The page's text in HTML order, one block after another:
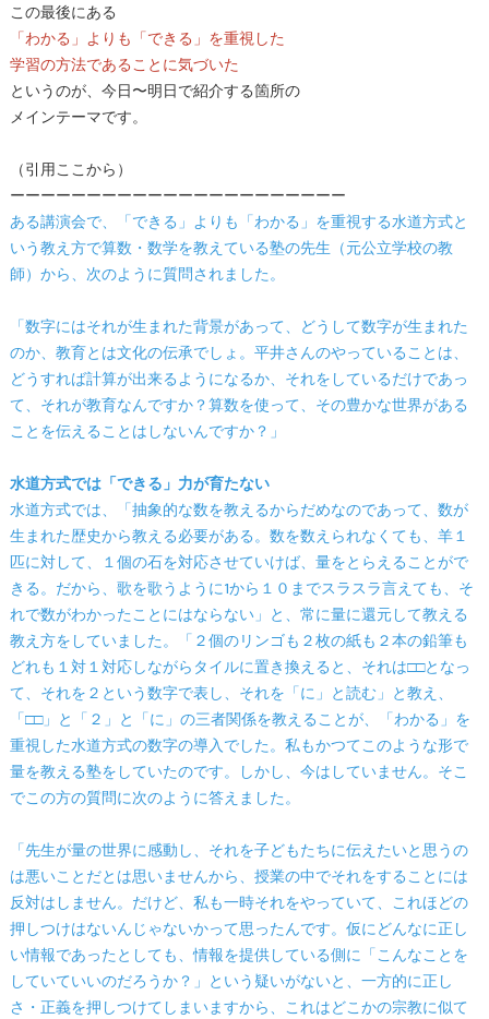
この最後にある
「わかる」よりも「できる」を重視した
学習の方法であることに気づいた
というのが、今日〜明日で紹介する箇所の
メインテーマです。
（引用ここから）
ーーーーーーーーーーーーーーーーーーーーーー
ある講演会で、「できる」よりも「わかる」を重視する水道方式と
いう教え方で算数・数学を教えている塾の先生（元公立学校の教
師）から、次のように質問されました。
「数字にはそれが生まれた背景があって、どうして数字が生まれた
のか、教育とは文化の伝承でしょ。平井さんのやっていることは、
どうすれば計算が出来るようになるか、それをしているだけであっ
て、それが教育なんですか？算数を使って、その豊かな世界がある
ことを伝えることはしないんですか？」
水道方式では「できる」力が育たない
水道方式では、「抽象的な数を教えるからだめなのであって、数が
生まれた歴史から教える必要がある。数を数えられなくても、羊１
匹に対して、１個の石を対応させていけば、量をとらえることがで
きる。だから、歌を歌うように1から１０までスラスラ言えても、そ
れで数がわかったことにはならない」と、常に量に還元して教える
教え方をしていました。「２個のリンゴも２枚の紙も２本の鉛筆も
どれも１対１対応しながらタイルに置き換えると、それは□□となっ
て、それを２という数字で表し、それを「に」と読む」と教え、
「□□」と「２」と「に」の三者関係を教えることが、「わかる」を
重視した水道方式の数字の導入でした。私もかつてこのような形で
量を教える塾をしていたのです。しかし、今はしていません。そこ
でこの方の質問に次のように答えました。
「先生が量の世界に感動し、それを子どもたちに伝えたいと思うの
は悪いことだとは思いませんから、授業の中でそれをすることには
反対はしません。だけど、私も一時それをやっていて、これほどの
押しつけはないんじゃないかって思ったんです。仮にどんなに正し
い情報であったとしても、情報を提供している側に「こんなことを
していていいのだろうか？」という疑いがないと、一方的に正し
さ・正義を押しつけてしまいますから、これはどこかの宗教に似て